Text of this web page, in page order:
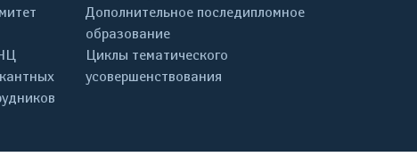
Дополнительное последипломное
образование
Циклы тематического
усовершенствования